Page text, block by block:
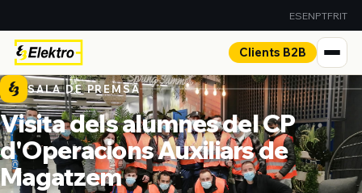
ESENPTFRIT
Clients B2B
SALA DE PREMSA
Visita dels alumnes del CP
d'Operacions Auxiliars de
Magatzem